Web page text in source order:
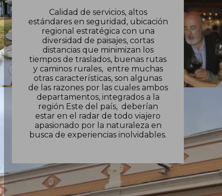
Calidad de servicios, altos
estándares en seguridad, ubicación
regional estratégica con una
diversidad de paisajes, cortas
distancias que minimizan los
tiempos de traslados, buenas rutas
y caminos rurales, entre muchas
otras características, son algunas
de las razones por las cuales ambos
departamentos, integrados a la
región Este del país, deberían
estar en el radar de todo viajero
apasionado por la naturaleza en
busca de experiencias inolvidables.